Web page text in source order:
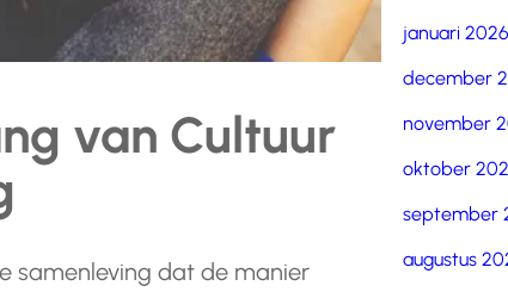
van Cultuur
samenleving dat de manier
januari 2026
december
november
oktober
september
augustus